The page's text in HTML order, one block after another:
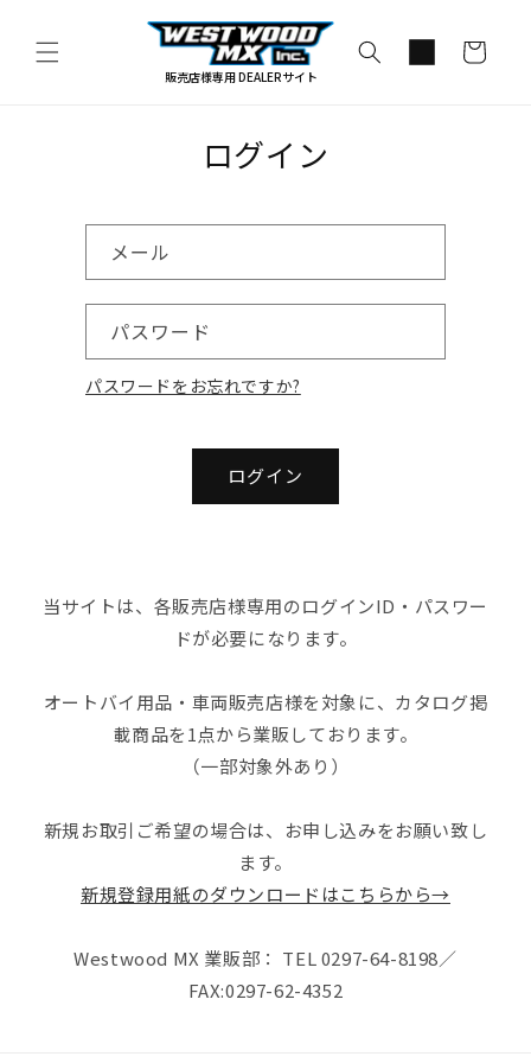
進む
販売店様専用 DEALERサイト
ー
ログイン
メール
パスワード
パスワードをお忘れですか?
ログイン
当サイトは、各販売店様専用のログインID・パスワー
ドが必要になります。
オートバイ用品・車両販売店様を対象に、カタログ掲
載商品を1点から業販しております。
（一部対象外あり）
新規お取引ご希望の場合は、お申し込みをお願い致し
ます。
新規登録用紙のダウンロードはこちらから→
Westwood MX 業販部： TEL 0297-64-8198／
FAX:0297-62-4352